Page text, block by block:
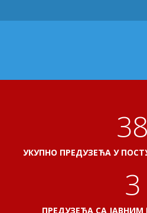
41
УКУПНО ПРЕДУЗЕЋА У
3
ПРЕДУЗЕЋА СА